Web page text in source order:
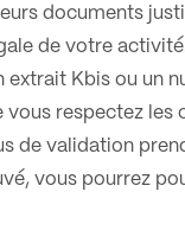
documents
de votre
extrait Kbis ou un
vous respectez
de validation
vous pourrez